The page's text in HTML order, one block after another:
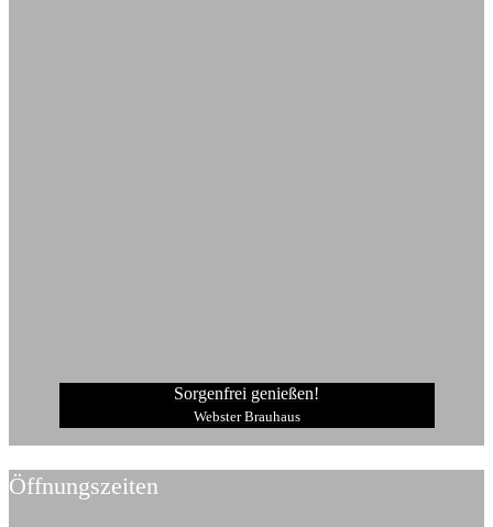
Sorgenfrei genießen!
Webster Brauhaus
Öffnungszeiten